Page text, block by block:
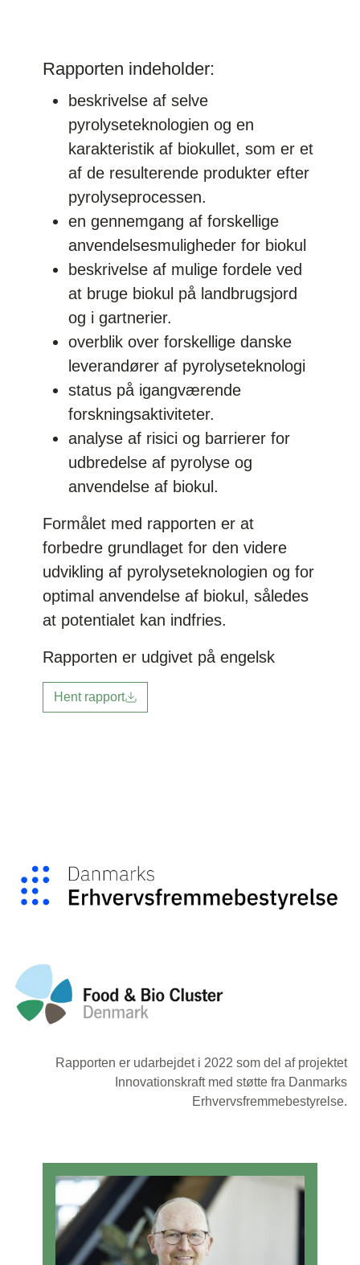
Rapporten indeholder:
beskrivelse af selve
pyrolyseteknologien og en
karakteristik af biokullet, som er et
af de resulterende produkter efter
pyrolyseprocessen.
en gennemgang af forskellige
anvendelsesmuligheder for biokul
beskrivelse af mulige fordele ved
at bruge biokul på landbrugsjord
og i gartnerier.
overblik over forskellige danske
leverandører af pyrolyseteknologi
status på igangværende
forskningsaktiviteter.
analyse af risici og barrierer for
udbredelse af pyrolyse og
anvendelse af biokul.
Formålet med rapporten er at
forbedre grundlaget for den videre
udvikling af pyrolyseteknologien og for
optimal anvendelse af biokul, således
at potentialet kan indfries.
Rapporten er udgivet på engelsk
Hent rapport
Rapporten er udarbejdet i 2022 som del af projektet
Innovationskraft med støtte fra Danmarks
Erhvervsfremmebestyrelse.